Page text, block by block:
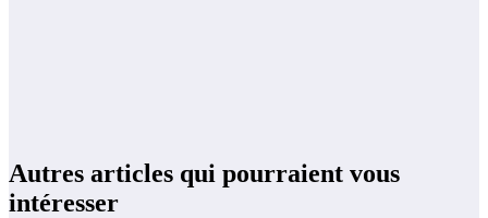
Autres articles qui pourraient vous
intéresser